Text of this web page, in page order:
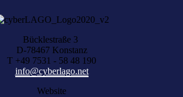
Bücklestraße 3
D-78467 Konstanz
T +49 7531 - 58 48 190
info@cyberlago.net
Website